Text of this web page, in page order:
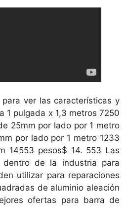
ver las características y
1 pulgada x 1,3 metros 7250
25mm por lado por 1 metro
por lado por 1 metro 1233
14553 pesos$ 14. 553 Las
dentro de la industria para
utilizar para reparaciones
de aluminio aleación
ofertas para barra de